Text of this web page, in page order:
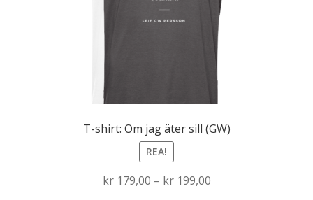
T-shirt: Om jag äter sill (GW)
REA!
kr179,00 – kr199,00Price